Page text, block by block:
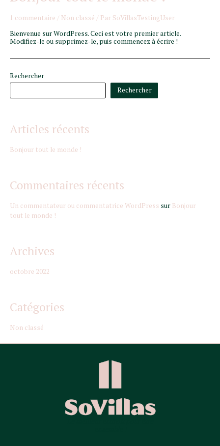
1 commentaire / Non classé / Par SoVillasTestingUser
Bienvenue sur WordPress. Ceci est votre premier article.
Modifiez-le ou supprimez-le, puis commencez à écrire !
Rechercher
Rechercher
Articles récents
Bonjour tout le monde !
Commentaires récents
Un commentateur ou commentatrice WordPress sur Bonjour
tout le monde !
Archives
octobre 2022
Catégories
Non classé